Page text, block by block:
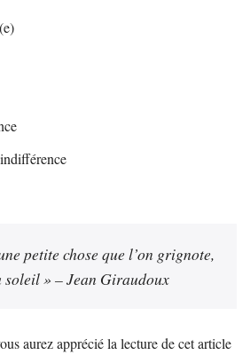
petite chose que l’on grignote,
soleil » –Jean Giraudoux
aurez apprécié la lecture de cet article